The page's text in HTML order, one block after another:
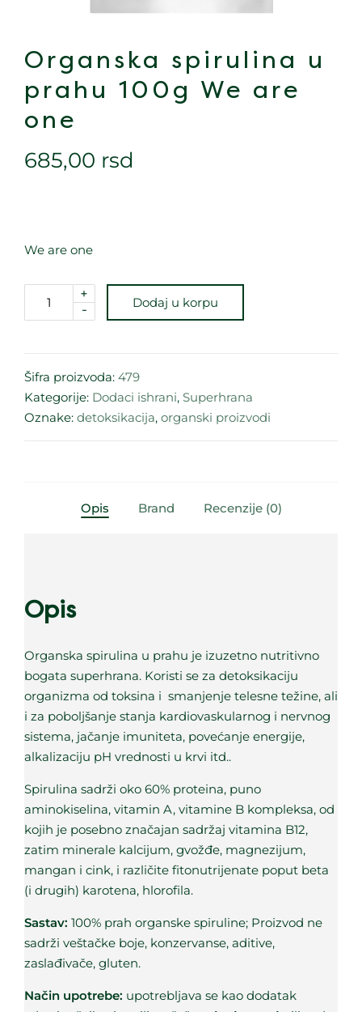
Organska spirulina u
prahu 100g We are
one
685,00 rsd
We are one
-
+
Dodaj u korpu
Šifra proizvoda: 479
Kategorije: Dodaci ishrani, Superhrana
Oznake: detoksikacija, organski proizvodi
Opis Brand Recenzije (0)
Opis
Organska spirulina u prahu je izuzetno nutritivno
bogata superhrana. Koristi se za detoksikaciju
organizma od toksina i smanjenje telesne težine, ali
i za poboljšanje stanja kardiovaskularnog i nervnog
sistema, jačanje imuniteta, povećanje energije,
alkalizaciju pH vrednosti u krvi itd..
Spirulina sadrži oko 60% proteina, puno
aminokiselina, vitamin A, vitamine B kompleksa, od
kojih je posebno značajan sadržaj vitamina B12,
zatim minerale kalcijum, gvožđe, magnezijum,
mangan i cink, i različite fitonutrijenate poput beta
(i drugih) karotena, hlorofila.
Sastav: 100% prah organske spiruline; Proizvod ne
sadrži veštačke boje, konzervanse, aditive,
zaslađivače, gluten.
Način upotrebe: upotrebljava se kao dodatak